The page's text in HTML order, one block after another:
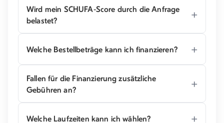
Wird mein SCHUFA-Score durch die Anfrage
belastet?
Welche Bestellbeträge kann ich finanzieren?
Fallen für die Finanzierung zusätzliche
Gebühren an?
Welche Laufzeiten kann ich wählen?